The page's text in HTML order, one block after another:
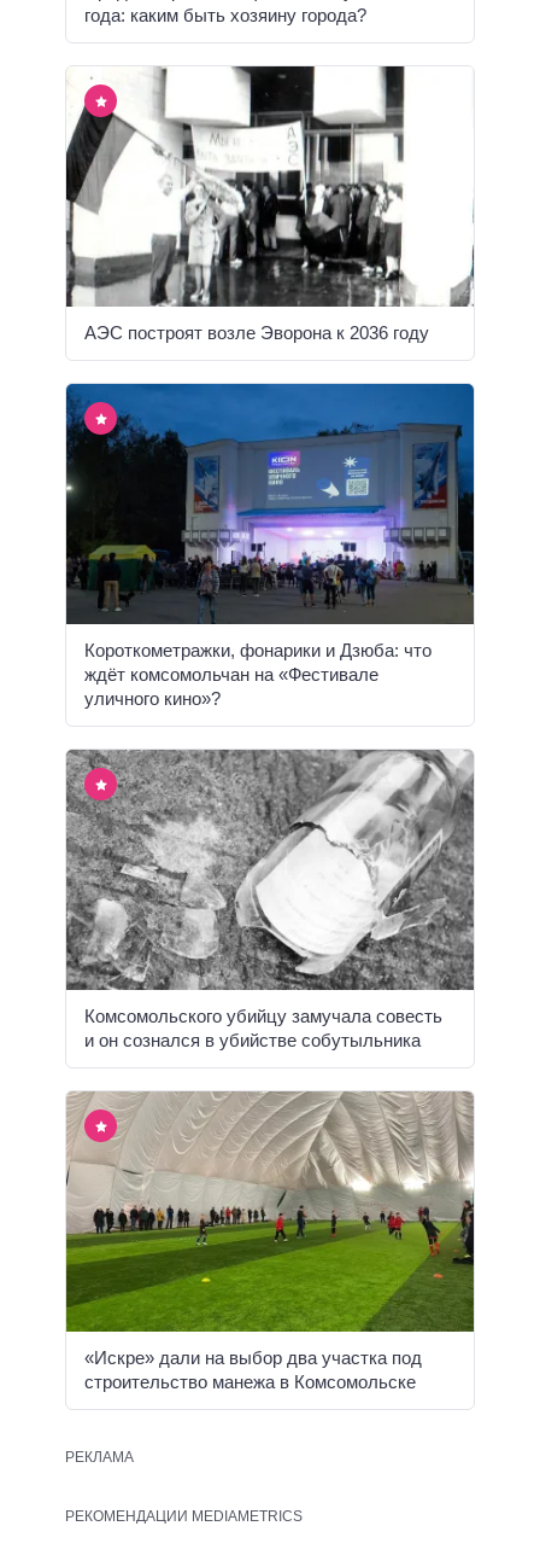
года: каким быть хозяину города?
АЭС построят возле Эворона к 2036 году
Короткометражки, фонарики и Дзюба: что
ждёт комсомольчан на «Фестивале
уличного кино»?
Комсомольского убийцу замучала совесть
и он сознался в убийстве собутыльника
«Искре» дали на выбор два участка под
строительство манежа в Комсомольске
РЕКЛАМА
РЕКОМЕНДАЦИИ MEDIAMETRICS